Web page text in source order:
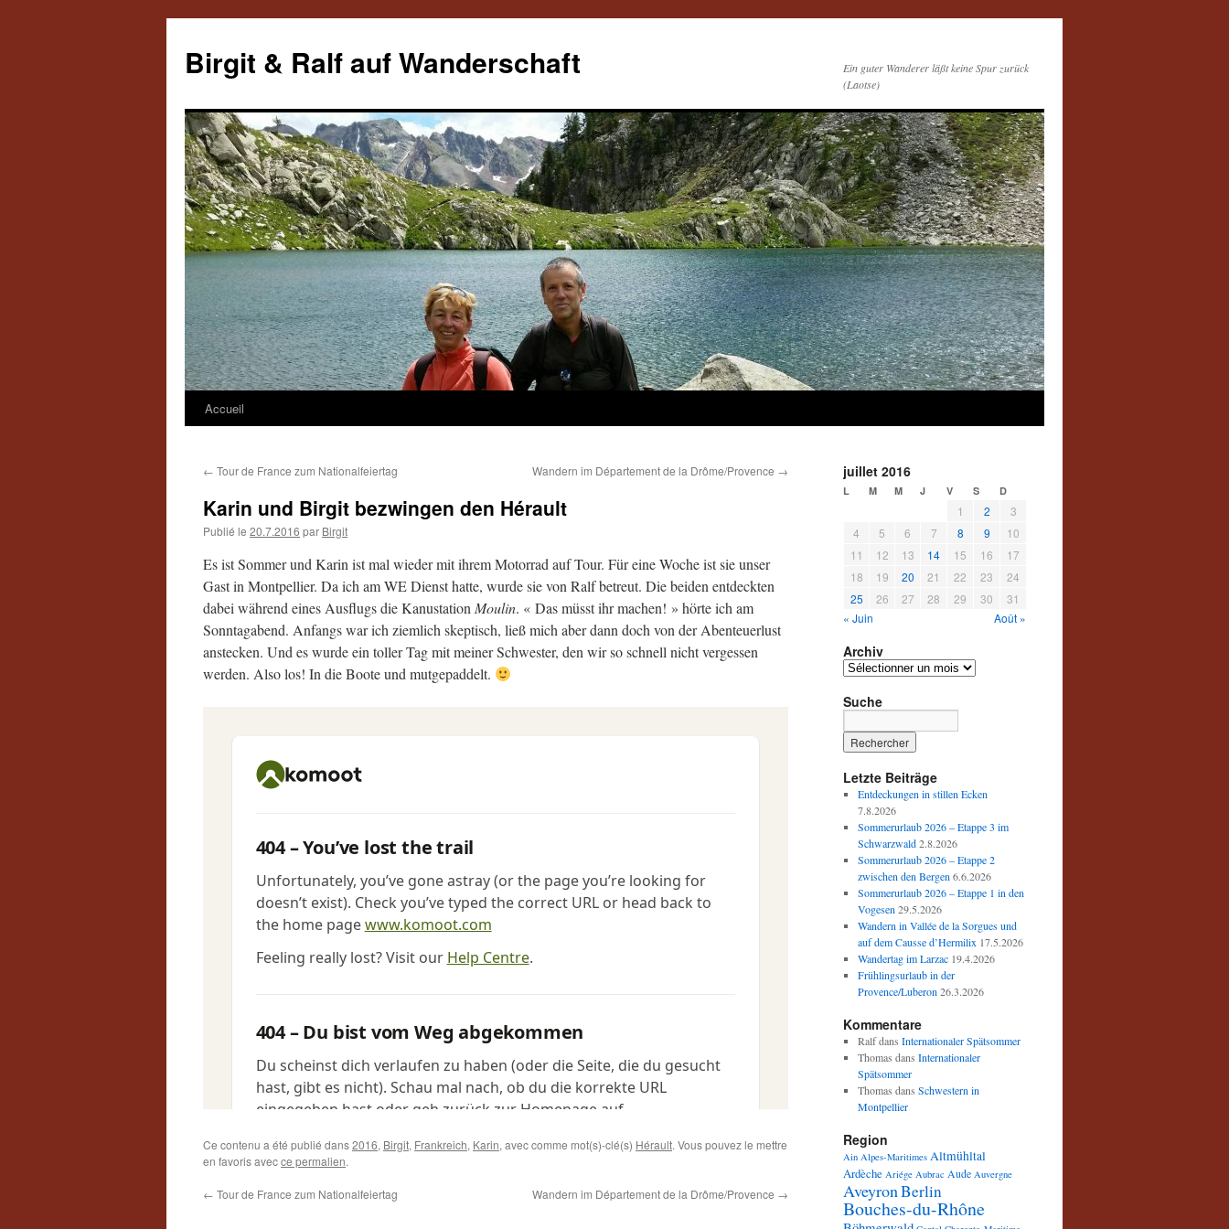
contenu
Birgit & Ralf auf Wanderschaft
Ein guter Wanderer läßt keine Spur zurück
(Laotse)
Accueil
← Tour de France zum Nationalfeiertag Wandern im Département de la Drôme/Provence →
Karin und Birgit bezwingen den Hérault
Publié le 20.7.2016 par Birgit
Es ist Sommer und Karin ist mal wieder mit ihrem Motorrad auf Tour. Für eine Woche ist sie unser
Gast in Montpellier. Da ich am WE Dienst hatte, wurde sie von Ralf betreut. Die beiden entdeckten
dabei während eines Ausflugs die Kanustation Moulin. « Das müsst ihr machen! » hörte ich am
Sonntagabend. Anfangs war ich ziemlich skeptisch, ließ mich aber dann doch von der Abenteuerlust
anstecken. Und es wurde ein toller Tag mit meiner Schwester, den wir so schnell nicht vergessen
werden. Also los! In die Boote und mutgepaddelt.
Ce contenu a été publié dans2016, Birgit, Frankreich, Karin, avec comme mot(s)-clé(s) Hérault. Vous pouvez le mettre
en favoris avecce permalien.
← Tour de France zum Nationalfeiertag Wandern im Département de la Drôme/Provence →
juillet 2016
L M M J V S D
1 2
3
4
5 6 7 8 9
10
11
12 13 14 15 16
17
18
19 20 21 22 23
24
25
26 27 28 29 30
31
« Juin
Août »
Archiv
Archiv
Suche
Letzte Beiträge
Entdeckungen in stillen Ecken
7.8.2026
Sommerurlaub 2026 – Etappe 3 im
Schwarzwald 2.8.2026
Sommerurlaub 2026 – Etappe 2
zwischen den Bergen 6.6.2026
Sommerurlaub 2026 – Etappe 1 in den
Vogesen 29.5.2026
Wandern in Vallée de la Sorgues und
auf dem Causse d’Hermilix 17.5.2026
Wandertag im Larzac 19.4.2026
Frühlingsurlaub in der
Provence/Luberon 26.3.2026
Kommentare
Ralfdans Internationaler Spätsommer
Thomas dans Internationaler
Spätsommer
Thomas dans Schwestern in
Montpellier
Region
Ain Alpes-Maritimes Altmühltal
Ardèche Ariége Aubrac Aude Auvergne
AveyronBerlin
Bouches-du-Rhône